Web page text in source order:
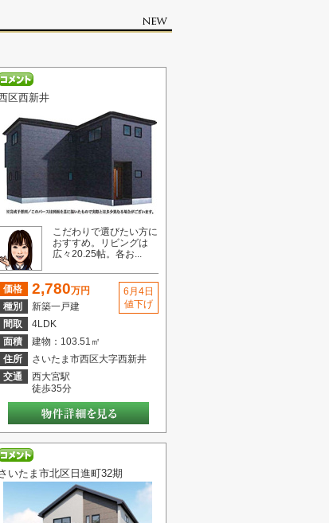
区西新井
こだわりで選びたい方に
おすすめ。リビングは
広々20.25帖。各お...
価格 2,780万円
種別
新築一戸建
間取
4LDK
面積
建物：103.51㎡
住所
さいたま市西区大字西新井
交通
西大宮駅
徒歩35分
6月4日
値下げ
いたま市北区日進町32期